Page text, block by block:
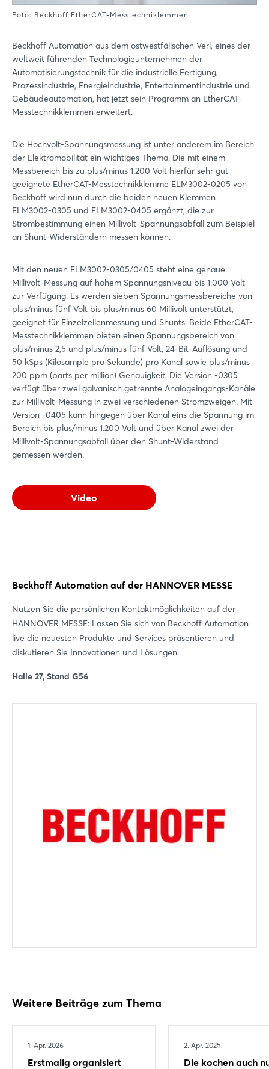
Foto: Beckhoff EtherCAT-Messtechniklemmen
Beckhoff Automation aus dem ostwestfälischen Verl, eines der
weltweit führenden Technologieunternehmen der
Automatisierungstechnik für die industrielle Fertigung,
Prozessindustrie, Energieindustrie, Entertainmentindustrie und
Gebäudeautomation, hat jetzt sein Programm an EtherCAT-
Messtechnikklemmen erweitert.
Die Hochvolt-Spannungsmessung ist unter anderem im Bereich
der Elektromobilität ein wichtiges Thema. Die mit einem
Messbereich bis zu plus/minus 1.200 Volt hierfür sehr gut
geeignete EtherCAT-Messtechnikklemme ELM3002-0205 von
Beckhoff wird nun durch die beiden neuen Klemmen
ELM3002-0305 und ELM3002-0405 ergänzt, die zur
Strombestimmung einen Millivolt-Spannungsabfall zum Beispiel
an Shunt-Widerständern messen können.
Mit den neuen ELM3002-0305/0405 steht eine genaue
Millivolt-Messung auf hohem Spannungsniveau bis 1.000 Volt
zur Verfügung. Es werden sieben Spannungsmessbereiche von
plus/minus fünf Volt bis plus/minus 60 Millivolt unterstützt,
geeignet für Einzelzellenmessung und Shunts. Beide EtherCAT-
Messtechnikklemmen bieten einen Spannungsbereich von
plus/minus 2,5 und plus/minus fünf Volt, 24-Bit-Auflösung und
50 kSps (Kilosample pro Sekunde) pro Kanal sowie plus/minus
200 ppm (parts per million) Genauigkeit. Die Version -0305
verfügt über zwei galvanisch getrennte Analogeingangs-Kanäle
zur Millivolt-Messung in zwei verschiedenen Stromzweigen. Mit
Version -0405 kann hingegen über Kanal eins die Spannung im
Bereich bis plus/minus 1.200 Volt und über Kanal zwei der
Millivolt-Spannungsabfall über den Shunt-Widerstand
gemessen werden.
Video
Beckhoff Automation auf der HANNOVER MESSE
Nutzen Sie die persönlichen Kontaktmöglichkeiten auf der
HANNOVER MESSE: Lassen Sie sich von Beckhoff Automation
live die neuesten Produkte und Services präsentieren und
diskutieren Sie Innovationen und Lösungen.
Halle 27, Stand G56
Weitere Beiträge zum Thema
1. Apr. 2026
Erstmalig organisiert
2. Apr. 2025
Die kochen auch